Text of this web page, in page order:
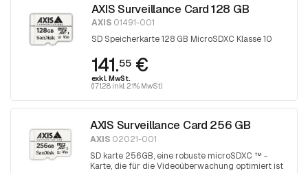
AXIS Surveillance Card 128 GB
AXIS01491-001
SD Speicherkarte 128 GB MicroSDXC Klasse 10
141.55 €
exkl. MwSt.
(171.28 inkl. 21% MwSt)
AXIS Surveillance Card 256 GB
AXIS 02021-001
SD karte 256GB, eine robuste microSDXC ™ -
Karte, die für die Videoüberwachung optimiert ist